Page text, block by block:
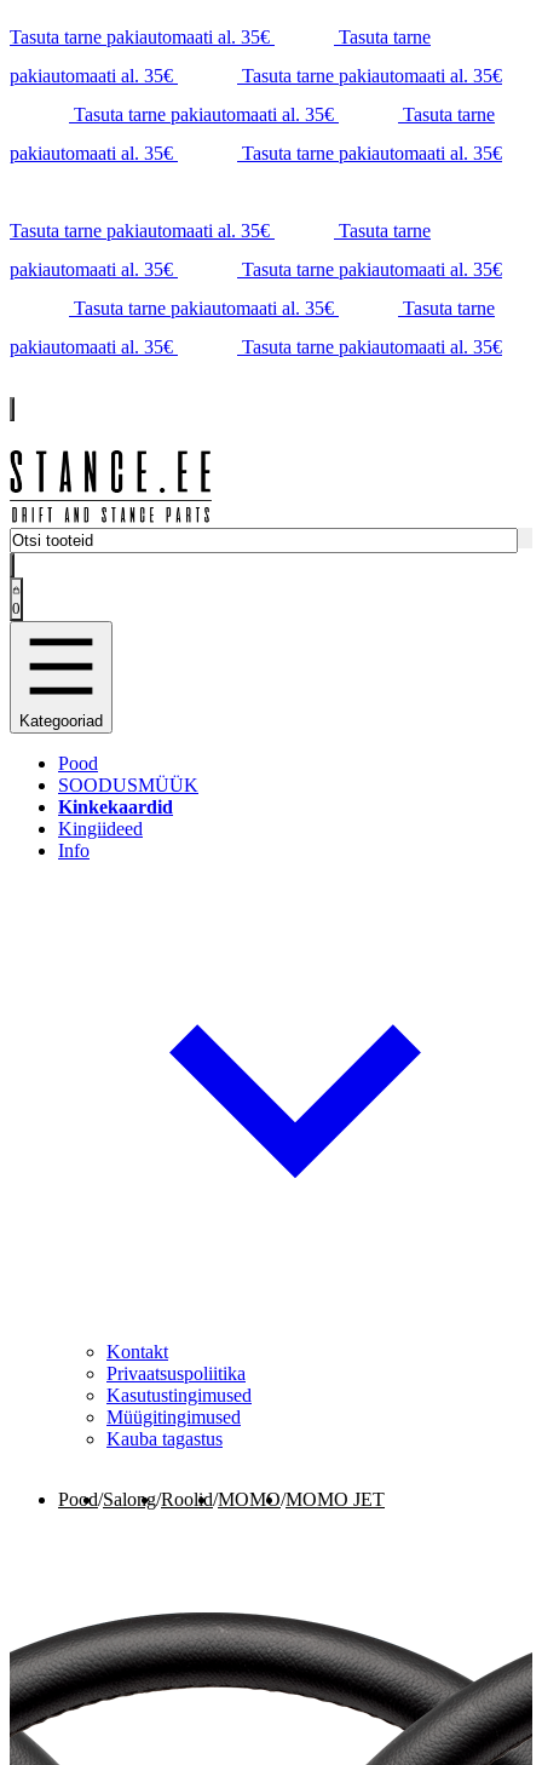
Tasuta tarne pakiautomaati al. 35€
Tasuta tarne
pakiautomaati al. 35€
Tasuta tarne pakiautomaati al. 35€
Tasuta tarne pakiautomaati al. 35€
Tasuta tarne
pakiautomaati al. 35€
Tasuta tarne pakiautomaati al. 35€
Tasuta tarne pakiautomaati al. 35€
Tasuta tarne
pakiautomaati al. 35€
Tasuta tarne pakiautomaati al. 35€
Tasuta tarne pakiautomaati al. 35€
Tasuta tarne
pakiautomaati al. 35€
Tasuta tarne pakiautomaati al. 35€
0
Kategooriad
Pood
SOODUSMÜÜK
Kinkekaardid
Kingiideed
Info
Kontakt
Privaatsuspoliitika
Kasutustingimused
Müügitingimused
Kauba tagastus
Pood/Salong/Roolid/MOMO/MOMO JET